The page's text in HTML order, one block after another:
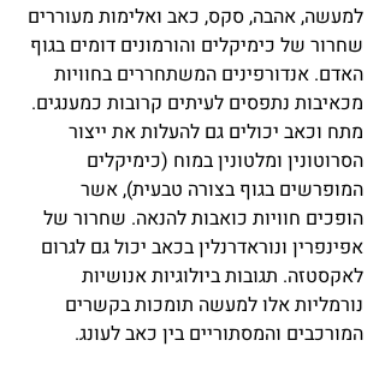
למעשה, אהבה, סקס, כאב ואלימות מעוררים
שחרור של כימיקלים והורמונים דומים בגוף
האדם. אנדורפינים המשתחררים בחוויות
מכאיבות נתפסים לעיתים קרובות כמענגים.
מתח וכאב יכולים גם להעלות את ייצור
הסרוטונין ומלטונין במוח (כימיקלים
המופרשים בגוף בצורה טבעית), אשר
הופכים חוויות כואבות להנאה. שחרור של
אפינפרין ונוראדרנלין בכאב יכול גם לגרום
לאקסטזה. תגובות ביולוגיות אנושיות
נורמליות אלו למעשה תומכות בקשרים
המורכבים והמסתוריים בין כאב לעונג.